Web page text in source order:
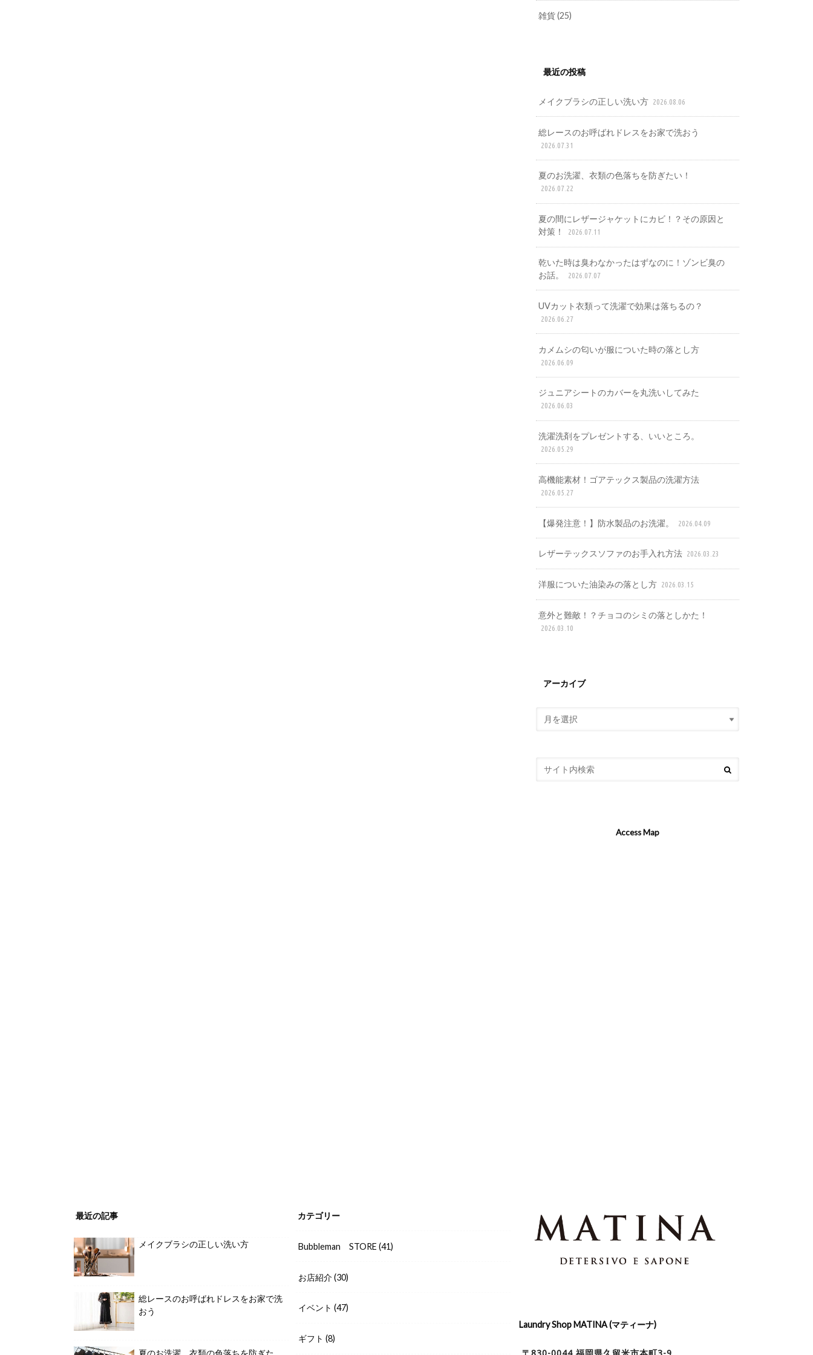
雑貨(25)
最近の投稿
メイクブラシの正しい洗い方 2026.08.06
総レースのお呼ばれドレスをお家で洗おう
2026.07.31
夏のお洗濯、衣類の色落ちを防ぎたい！
2026.07.22
夏の間にレザージャケットにカビ！？その原因と
対策！
2026.07.11
乾いた時は臭わなかったはずなのに！ゾンビ臭の
お話。
2026.07.07
UVカット衣類って洗濯で効果は落ちるの？
2026.06.27
カメムシの匂いが服についた時の落とし方
2026.06.09
ジュニアシートのカバーを丸洗いしてみた
2026.06.03
洗濯洗剤をプレゼントする、いいところ。
2026.05.29
高機能素材！ゴアテックス製品の洗濯方法
2026.05.27
【爆発注意！】防水製品のお洗濯。 2026.04.09
レザーテックスソファのお手入れ方法 2026.03.23
洋服についた油染みの落とし方 2026.03.15
意外と難敵！？チョコのシミの落としかた！
2026.03.10
アーカイブ
Access Map
最近の記事
メイクブラシの正しい洗い方
総レースのお呼ばれドレスをお家で洗
おう
カテゴリー
Bubbleman STORE (41)
お店紹介(30)
イベント (47)
ギフト (8)
Laundry Shop MATINA (マティーナ)